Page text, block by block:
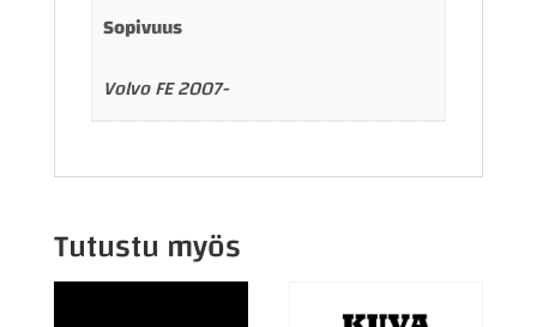
Sopivuus
Volvo FE 2007-
Tutustu myös